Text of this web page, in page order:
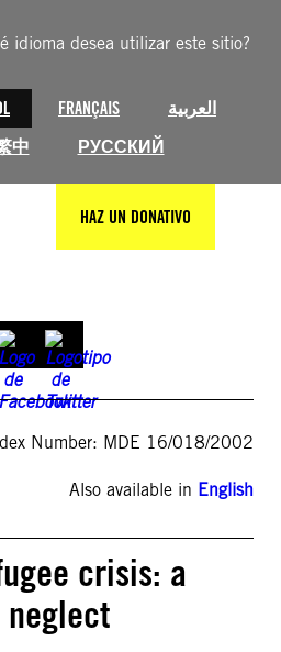
idioma desea utilizar este sitio?
FRANÇAIS
العربية
中 РУССКИЙ
HAZ UN DONATIVO
Number: MDE 16/018/2002
Also available in English
crisis: a